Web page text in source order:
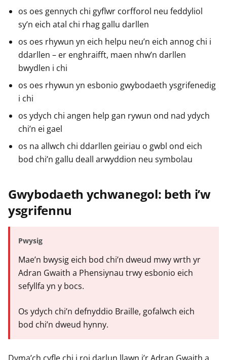
os oes gennych chi gyflwr corfforol neu feddyliol
sy’n eich atal chi rhag gallu darllen
os oes rhywun yn eich helpu neu’n eich annog chi i
ddarllen – er enghraifft, maen nhw’n darllen
bwydlen i chi
os oes rhywun yn esbonio gwybodaeth ysgrifenedig
i chi
os ydych chi angen help gan rywun ond nad ydych
chi’n ei gael
os na allwch chi ddarllen geiriau o gwbl ond eich
bod chi’n gallu deall arwyddion neu symbolau
Gwybodaeth ychwanegol: beth i’w
ysgrifennu
Pwysig
Mae’n bwysig eich bod chi’n dweud mwy wrth yr
Adran Gwaith a Phensiynau trwy esbonio eich
sefyllfa yn y bocs.
Os ydych chi’n defnyddio Braille, gofalwch eich
bod chi’n dweud hynny.